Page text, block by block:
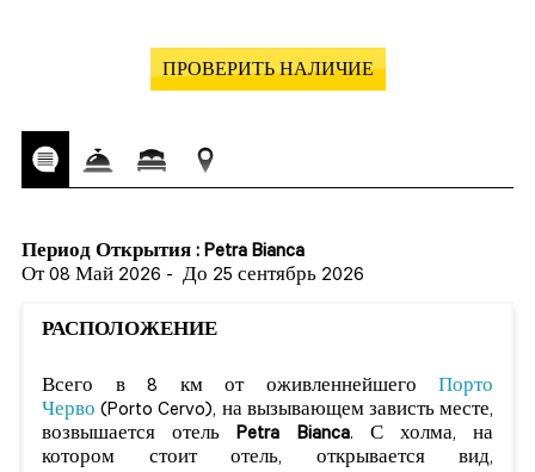
ПРОВЕРИТЬ НАЛИЧИЕ
Период Открытия : Petra Bianca
От 08 Май 2026 - До 25 сентябрь 2026
РАСПОЛОЖЕНИЕ
Всего в 8 км от оживленнейшего Порто
Черво (Porto Cervo), на вызывающем зависть месте,
возвышается отельPetra Bianca. С холма, на
котором стоит отель, открывается вид,